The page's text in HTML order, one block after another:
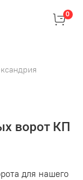
0
ворот КП
для нашего